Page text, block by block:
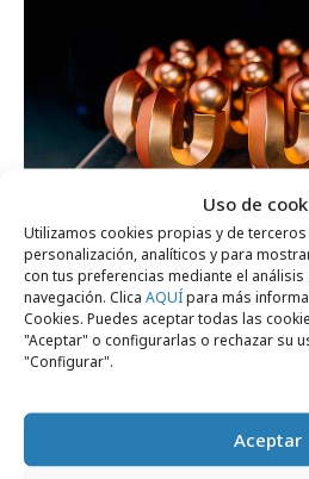
Uso de
Utilizamos cookies propias y de
personalización, analíticos y para
con tus preferencias mediante el
navegación. Clica AQUÍpara más
Cookies. Puedes aceptar todas las
"Aceptar" o configurarlas o rechazar su
"Configurar".
Aceptar
viernes, 17 de julio 2026
Últimos días del
en los Premios